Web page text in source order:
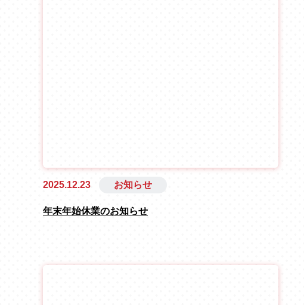
2025.12.23 お知らせ
年末年始休業のお知らせ